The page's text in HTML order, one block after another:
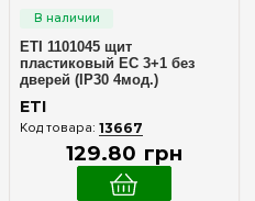
ETI 1101045 щит
пластиковый EC 3+1 без
дверей (IP30 4мод.)
ETI
13667
129.80 грн